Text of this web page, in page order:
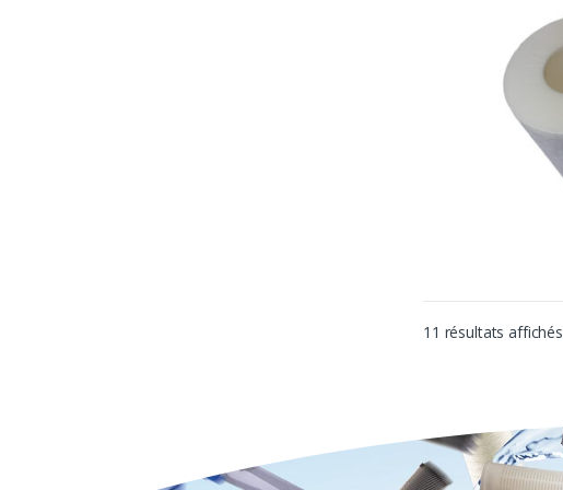
11 résultats affichés